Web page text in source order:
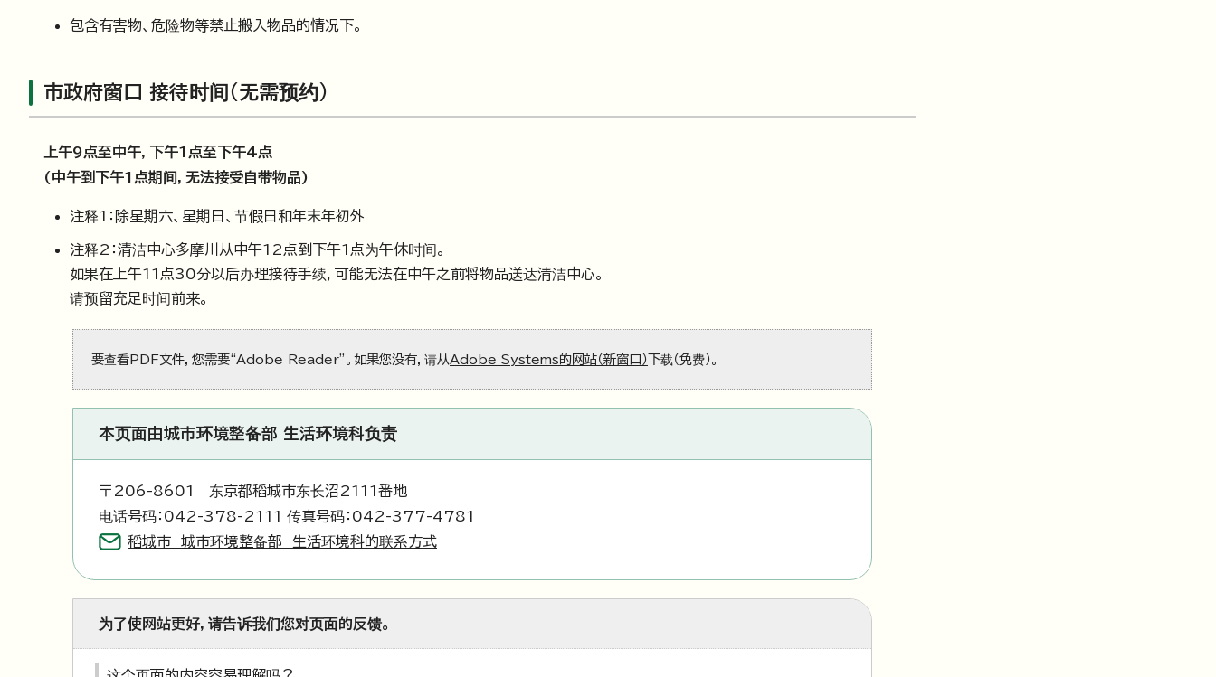
包含有害物、危险物等禁止搬入物品的情况下。
市政府窗口 接待时间（无需预约）
上午9点至中午，下午1点至下午4点
(中午到下午1点期间，无法接受自带物品)
注释1：除星期六、星期日、节假日和年末年初外
注释2：清洁中心多摩川从中午12点到下午1点为午休时间。
如果在上午11点30分以后办理接待手续，可能无法在中午之前将物品送达清洁中心。
请预留充足时间前来。
要查看PDF文件，您需要“Adobe Reader”。如果您没有，请从Adobe Systems的网站（新窗口） 下载（免费）。
本页面由城市环境整备部 生活环境科负责
〒206-8601 东京都稻城市东长沼2111番地
电话号码：042-378-2111 传真号码：042-377-4781
稻城市 城市环境整备部 生活环境科的联系方式
为了使网站更好，请告诉我们您对页面的反馈。